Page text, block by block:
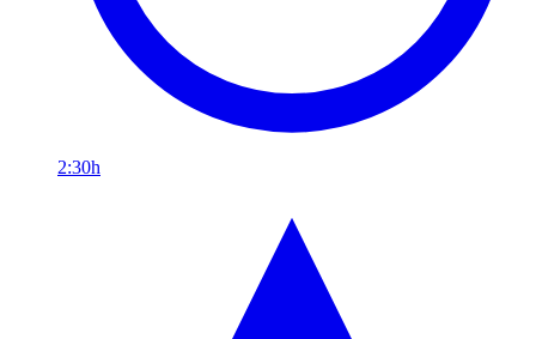
2:30h